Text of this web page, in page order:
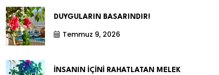
DUYGULARIN BASARINDIR!
Temmuz 9, 2026
İNSANIN İÇİNİ RAHATLATAN MELEK